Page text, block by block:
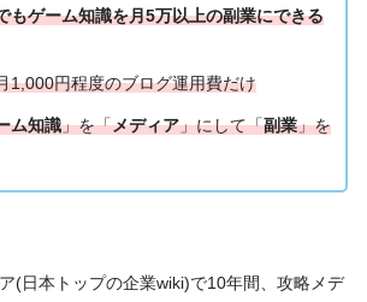
もゲーム知識を月5万以上の副業にできる
1,000円程度のブログ運用費だけ
ム知識」を「メディア」にして「副業」を
(日本トップの企業wiki)で10年間、攻略メデ